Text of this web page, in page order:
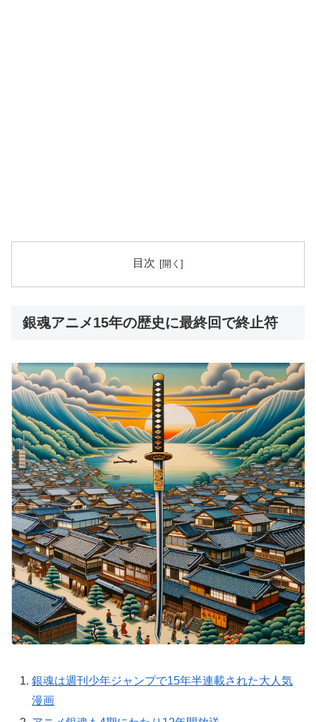
目次
銀魂アニメ15年の歴史に最終回で終止符
銀魂は週刊少年ジャンプで15年半連載された大人気
漫画